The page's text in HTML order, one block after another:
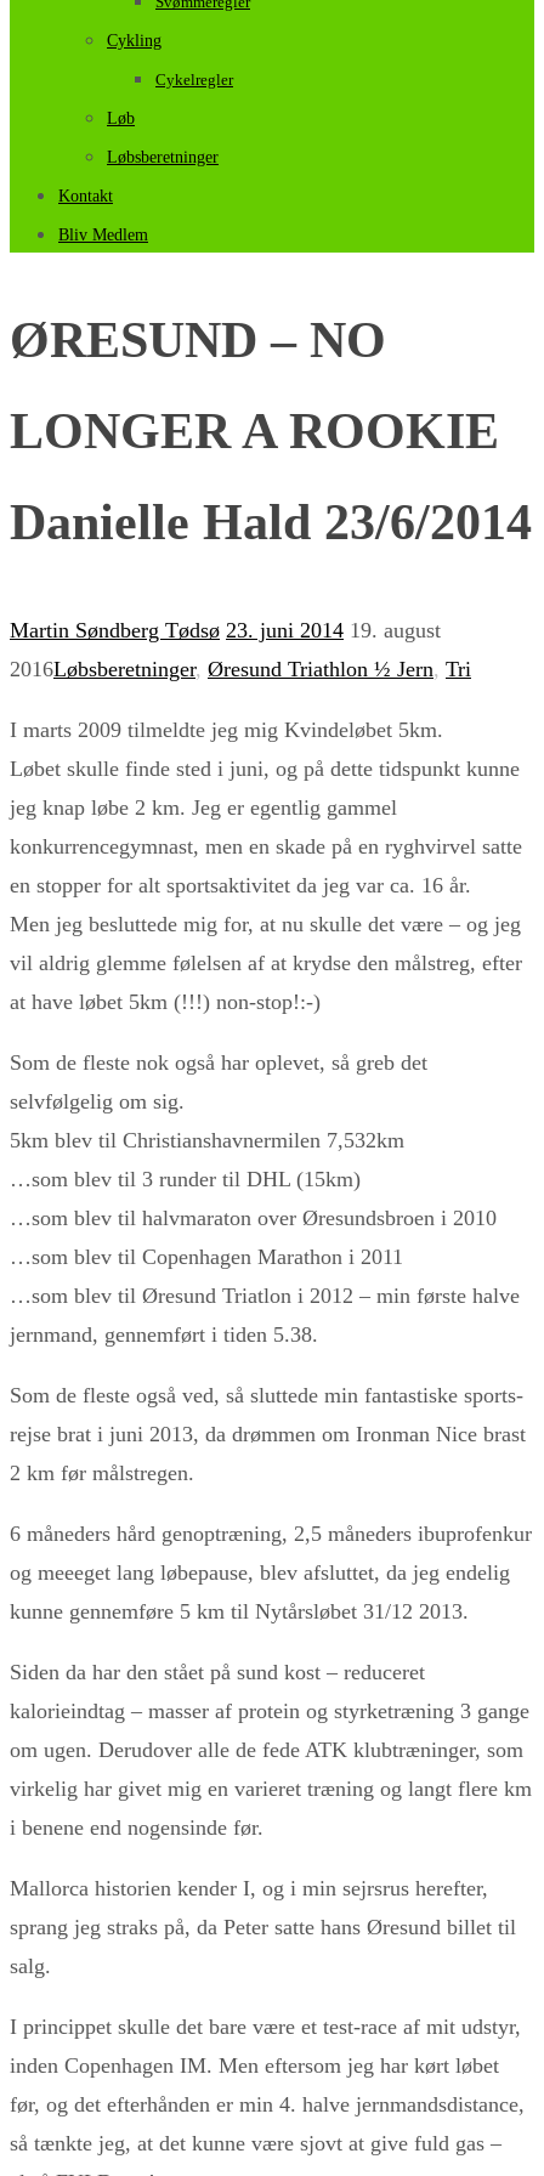
Cykling
Cykelregler
Løb
Løbsberetninger
Kontakt
Bliv Medlem
ØRESUND – NO
LONGER A ROOKIE
Danielle Hald 23/6/2014
Martin Søndberg Tødsø 23. juni 2014 19. august
2016Løbsberetninger, Øresund Triathlon ½ Jern, Tri
I marts 2009 tilmeldte jeg mig Kvindeløbet 5km.
Løbet skulle finde sted i juni, og på dette tidspunkt kunne
jeg knap løbe 2 km. Jeg er egentlig gammel
konkurrencegymnast, men en skade på en ryghvirvel satte
en stopper for alt sportsaktivitet da jeg var ca. 16 år.
Men jeg besluttede mig for, at nu skulle det være – og jeg
vil aldrig glemme følelsen af at krydse den målstreg, efter
at have løbet 5km (!!!) non-stop!:-)
Som de fleste nok også har oplevet, så greb det
selvfølgelig om sig.
5km blev til Christianshavnermilen 7,532km
…som blev til 3 runder til DHL (15km)
…som blev til halvmaraton over Øresundsbroen i 2010
…som blev til Copenhagen Marathon i 2011
…som blev til Øresund Triatlon i 2012 – min første halve
jernmand, gennemført i tiden 5.38.
Som de fleste også ved, så sluttede min fantastiske sports-
rejse brat i juni 2013, da drømmen om Ironman Nice brast
2 km før målstregen.
6 måneders hård genoptræning, 2,5 måneders ibuprofenkur
og meeeget lang løbepause, blev afsluttet, da jeg endelig
kunne gennemføre 5 km til Nytårsløbet 31/12 2013.
Siden da har den stået på sund kost – reduceret
kalorieindtag – masser af protein og styrketræning 3 gange
om ugen. Derudover alle de fede ATK klubtræninger, som
virkelig har givet mig en varieret træning og langt flere km
i benene end nogensinde før.
Mallorca historien kender I, og i min sejrsrus herefter,
sprang jeg straks på, da Peter satte hans Øresund billet til
salg.
I princippet skulle det bare være et test-race af mit udstyr,
inden Copenhagen IM. Men eftersom jeg har kørt løbet
før, og det efterhånden er min 4. halve jernmandsdistance,
så tænkte jeg, at det kunne være sjovt at give fuld gas –